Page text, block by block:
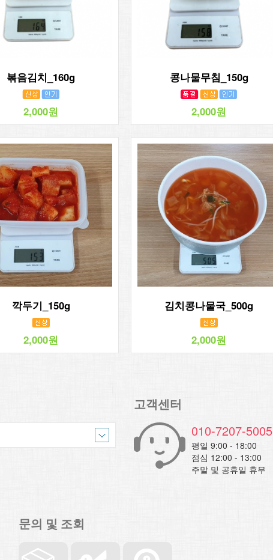
볶음김치_160g
2,000원
콩나물무침_150g
2,000원
깍두기_150g
2,000원
김치콩나물국_500g
2,000원
고객센터
010-7207-5005
평일 9:00 - 18:00
점심 12:00 - 13:00
주말 및 공휴일 휴무
문의 및 조회